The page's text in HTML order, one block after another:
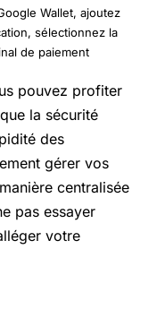
Wallet, ajoutez
sélectionnez la
de paiement
pouvez profiter
la sécurité
des
gérer vos
centralisée
pas essayer
votre